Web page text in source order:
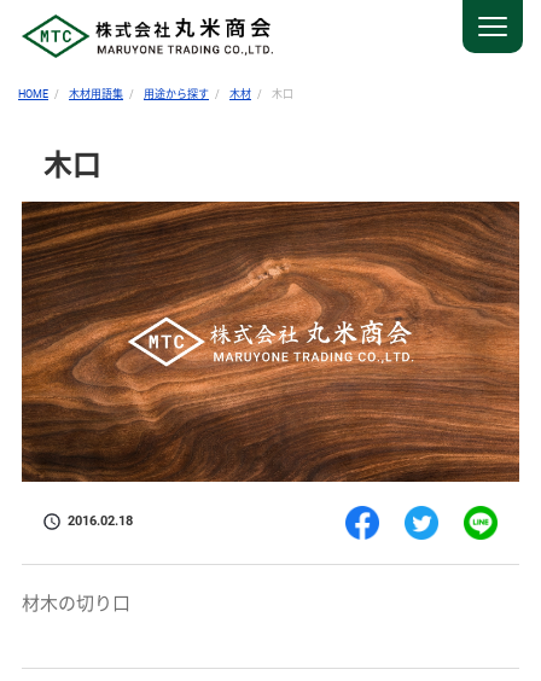
HOME 木材用語集 用途から探す 木材 木口
木口
2016.02.18
材木の切り口